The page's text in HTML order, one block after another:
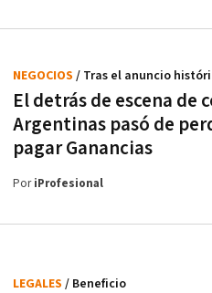
El detrás de escena de
Argentinas pasó de
pagar Ganancias
NEGOCIOS / Tras el anuncio
PoriProfesional
LEGALES / Beneficio